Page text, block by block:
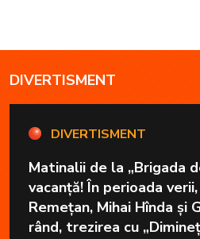
DIVERTISMENT
DIVERTISMENT
Matinalii de la „Brigada
vacanță! În perioada
Remețan, Mihai Hînda și
rând, trezirea cu